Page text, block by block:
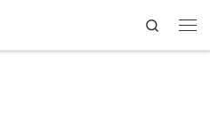
Search